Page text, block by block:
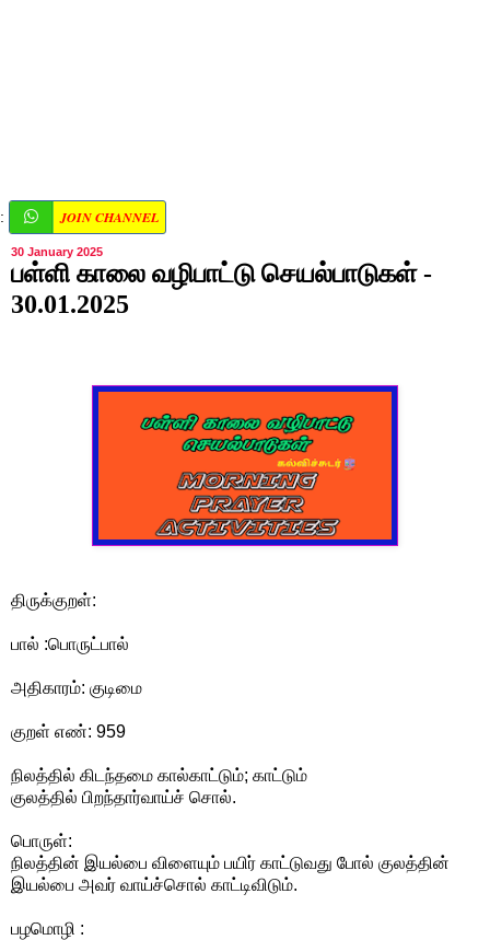
: JOIN CHANNEL
30 January 2025
பள்ளி காலை வழிபாட்டு செயல்பாடுகள் -
30.01.2025
திருக்குறள்:
பால் :பொருட்பால்
அதிகாரம்: குடிமை
குறள் எண்: 959
நிலத்தில் கிடந்தமை கால்காட்டும்; காட்டும்
குலத்தில் பிறந்தார்வாய்ச் சொல்.
பொருள்:
நிலத்தின் இயல்பை விளையும் பயிர் காட்டுவது போல் குலத்தின்
இயல்பை அவர் வாய்ச்சொல் காட்டிவிடும்.
பழமொழி :